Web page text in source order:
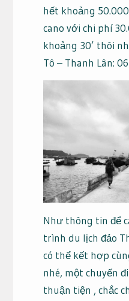
hết khoảng
cano với chi phí
khoảng 30’ thôi
Tô – Thanh Lân:
Như thông tin để
trình du lịch đảo
có thể kết hợp
nhé, một chuyến
thuận tiện , chắc